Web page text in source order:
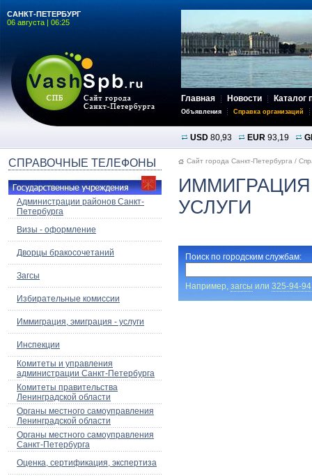
САНКТ-ПЕТЕРБУРГ
06 августа | 06:25
Главная Новости Каталог
Объявления Справка организаций
USD 80,93 EUR 93,19
СПРАВОЧНЫЕ ТЕЛЕФОНЫ
Администрации районов Санкт-
Петербурга
Визы - оформление
Дворцы бракосочетаний
Загсы
Избирательные комиссии
Иммиграция, эмиграция - услуги
Инспекции
Комитеты и управления
администрации Санкт-Петербурга
Комитеты правительства
Ленинградской области
Органы местного самоуправления
Ленинградской области
Органы местного самоуправления
Санкт-Петербурга
Оценка, сертификация, экспертиза
Сайт города Санкт-Петербурга /
УСЛУГИ
Поиск по городским службам:
Например, загсы или 325-94-94